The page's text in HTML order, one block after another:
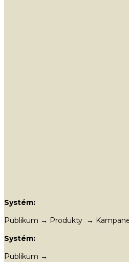
Systém:
Publikum → Produkty →
Systém:
Publikum →